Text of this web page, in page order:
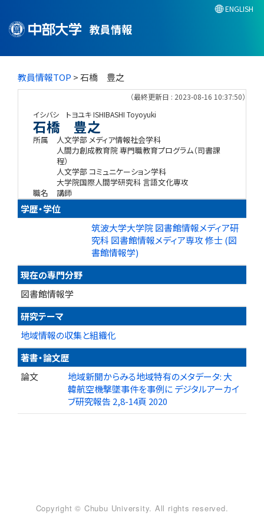
教員情報
ENGLISH
教員情報TOP > 石橋 豊之
（最終更新日 : 2023-08-16 10:37:50）
イシバシ トヨユキISHIBASHI Toyoyuki
石橋 豊之
所属
人文学部 メディア情報社会学科
人間力創成教育院 専門職教育プログラム（司書課
程）
人文学部 コミュニケーション学科
大学院国際人間学研究科 言語文化専攻
職名
講師
学歴・学位
筑波大学大学院 図書館情報メディア研
究科 図書館情報メディア専攻 修士 (図
書館情報学)
現在の専門分野
図書館情報学
研究テーマ
地域情報の収集と組織化
著書・論文歴
論文
地域新聞からみる地域特有のメタデータ: 大
韓航空機撃墜事件を事例に デジタルアーカイ
ブ研究報告 2,8-14頁 2020
Copyright © Chubu University. All rights reserved.